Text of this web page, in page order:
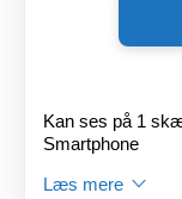
Kan ses på 1
Smartphone
Læs mere